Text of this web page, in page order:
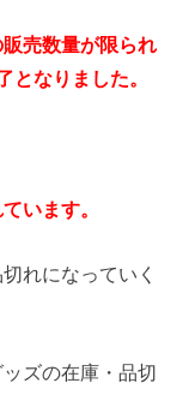
売数量が限られ
となりました。
います。
れになっていく
ズの在庫・品切